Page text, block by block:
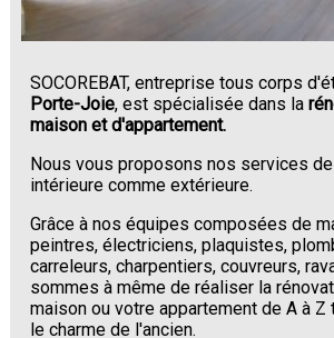
SOCOREBAT, entreprise tous corps
Porte-Joie, est spécialisée dans la
maison et d'appartement.
Nous vous proposons nos services
intérieure comme extérieure.
Grâce à nos équipes composées de
peintres, électriciens, plaquistes,
carreleurs, charpentiers, couvreurs,
sommes à même de réaliser la
maison ou votre appartement de A à Z
le charme de l'ancien.